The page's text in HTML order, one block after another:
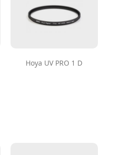
Hoya UV PRO 1 D